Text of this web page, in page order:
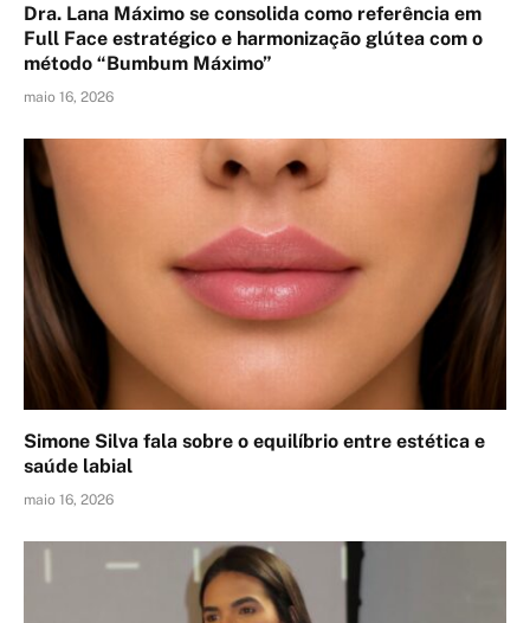
Dra. Lana Máximo se consolida como referência em
Full Face estratégico e harmonização glútea com o
método “Bumbum Máximo”
maio 16, 2026
Simone Silva fala sobre o equilíbrio entre estética e
saúde labial
maio 16, 2026